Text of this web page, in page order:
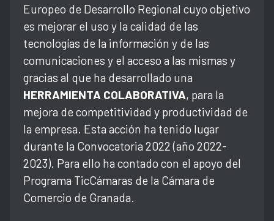
Europeo de Desarrollo Regional cuyo objetivo
es mejorar el uso y la calidad de las
tecnologías de la información y de las
comunicaciones y el acceso a las mismas y
gracias al que ha desarrollado una
HERRAMIENTA COLABORATIVA, para la
mejora de competitividad y productividad de
la empresa. Esta acción ha tenido lugar
durante la Convocatoria 2022 (año 2022-
2023). Para ello ha contado con el apoyo del
Programa TicCámaras de la Cámara de
Comercio de Granada.